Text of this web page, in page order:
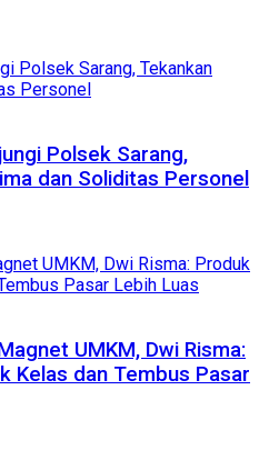
Polsek Sarang,
dan Soliditas Personel
UMKM, Dwi Risma:
Kelas dan Tembus Pasar